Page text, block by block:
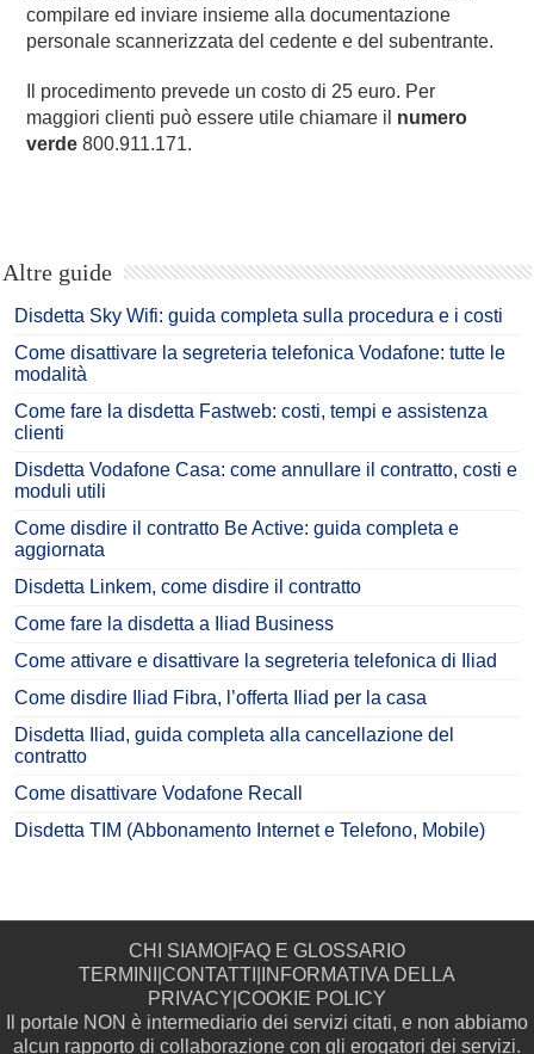
compilare ed inviare insieme alla documentazione
personale scannerizzata del cedente e del subentrante.
Il procedimento prevede un costo di 25 euro. Per
maggiori clienti può essere utile chiamare il numero
verde 800.911.171.
Altre guide
Disdetta Sky Wifi: guida completa sulla procedura e i costi
Come disattivare la segreteria telefonica Vodafone: tutte le
modalità
Come fare la disdetta Fastweb: costi, tempi e assistenza
clienti
Disdetta Vodafone Casa: come annullare il contratto, costi e
moduli utili
Come disdire il contratto Be Active: guida completa e
aggiornata
Disdetta Linkem, come disdire il contratto
Come fare la disdetta a Iliad Business
Come attivare e disattivare la segreteria telefonica di Iliad
Come disdire Iliad Fibra, l’offerta Iliad per la casa
Disdetta Iliad, guida completa alla cancellazione del
contratto
Come disattivare Vodafone Recall
Disdetta TIM (Abbonamento Internet e Telefono, Mobile)
CHI SIAMO FAQ E GLOSSARIO
TERMINI
CONTATTI
INFORMATIVA DELLA
PRIVACY COOKIE POLICY
Il portale NON è intermediario dei servizi citati, e non abbiamo
alcun rapporto di collaborazione con gli erogatori dei servizi.